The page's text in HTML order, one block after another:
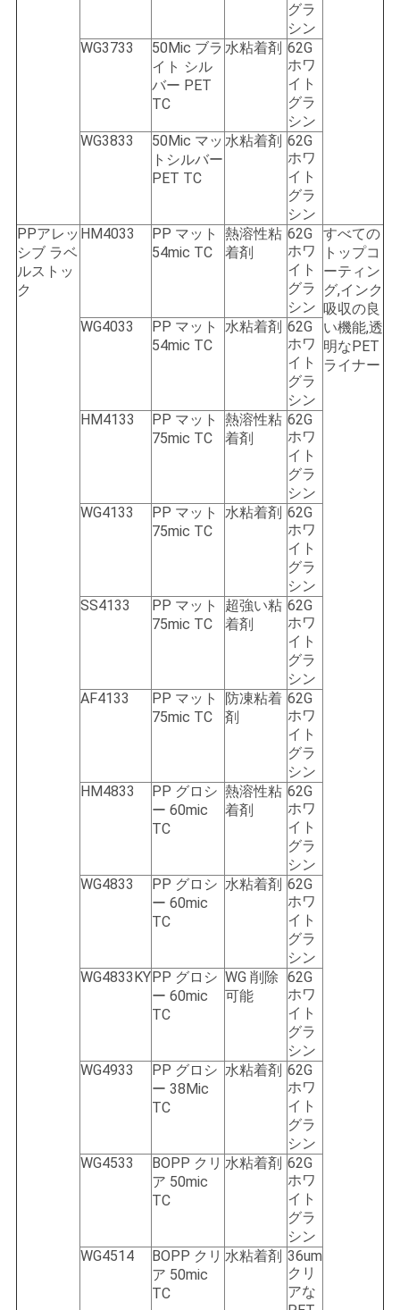
グラ
シン
WG3733
50Mic ブラ
イト シル
バー PET
TC
水粘着剤 62G
ホワ
イト
グラ
シン
WG3833
50Mic マッ
トシルバー
PET TC
水粘着剤 62G
ホワ
イト
グラ
シン
PPアレッ
シブ ラベ
ルストッ
ク
HM4033
PP マット
54mic TC
熱溶性粘
着剤
62G
ホワ
イト
グラ
シン
すべての
トップコ
ーティン
グ,インク
吸収の良
い機能,透
明なPET
ライナー
WG4033
PP マット
54mic TC
水粘着剤 62G
ホワ
イト
グラ
シン
HM4133
PP マット
75mic TC
熱溶性粘
着剤
62G
ホワ
イト
グラ
シン
WG4133
PP マット
75mic TC
水粘着剤 62G
ホワ
イト
グラ
シン
SS4133
PP マット
75mic TC
超強い粘
着剤
62G
ホワ
イト
グラ
シン
AF4133
PP マット
75mic TC
防凍粘着
剤
62G
ホワ
イト
グラ
シン
HM4833
PP グロシ
ー 60mic
TC
熱溶性粘
着剤
62G
ホワ
イト
グラ
シン
WG4833
PP グロシ
ー 60mic
TC
水粘着剤 62G
ホワ
イト
グラ
シン
WG4833KYPP グロシ
ー 60mic
TC
WG 削除
可能
62G
ホワ
イト
グラ
シン
WG4933
PP グロシ
ー 38Mic
TC
水粘着剤 62G
ホワ
イト
グラ
シン
WG4533
BOPP クリ
ア 50mic
TC
水粘着剤 62G
ホワ
イト
グラ
シン
WG4514
BOPP クリ
ア 50mic
TC
水粘着剤 36um
クリ
アな